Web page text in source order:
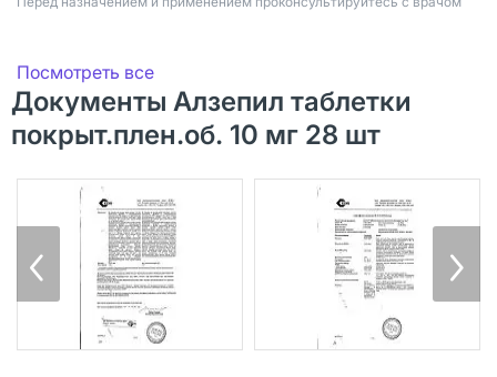
Посмотреть все
Документы Алзепил таблетки
покрыт.плен.об. 10 мг 28 шт